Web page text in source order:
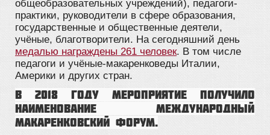
общеобразовательных учреждений), педагоги-
практики, руководители в сфере образования,
государственные и общественные деятели,
учёные, благотворители. На сегодняшний день
медалью награждены 261 человек. В том числе
педагоги и учёные-макаренковеды Италии,
Америки и других стран.
В 2018 году мероприятие получило
наименование Международный
Макаренковский форум.